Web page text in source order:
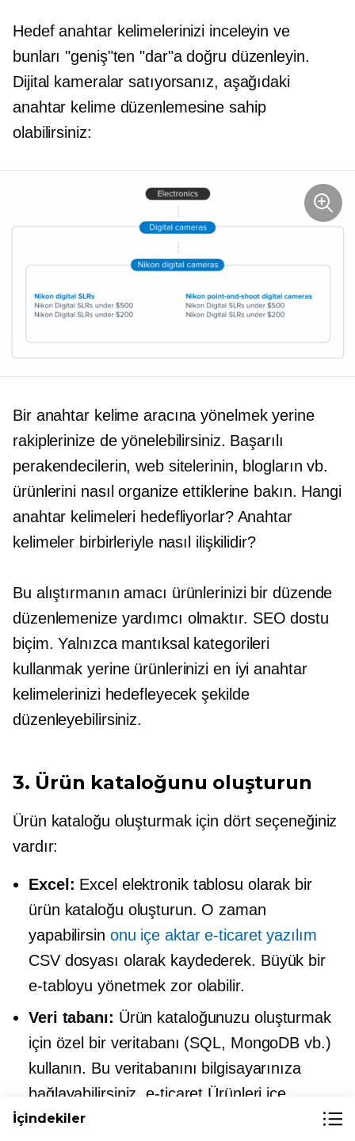
Hedef anahtar kelimelerinizi inceleyin ve
bunları "geniş"ten "dar"a doğru düzenleyin.
Dijital kameralar satıyorsanız, aşağıdaki
anahtar kelime düzenlemesine sahip
olabilirsiniz:
Bir anahtar kelime aracına yönelmek yerine
rakiplerinize de yönelebilirsiniz. Başarılı
perakendecilerin, web sitelerinin, blogların vb.
ürünlerini nasıl organize ettiklerine bakın. Hangi
anahtar kelimeleri hedefliyorlar? Anahtar
kelimeler birbirleriyle nasıl ilişkilidir?
Bu alıştırmanın amacı ürünlerinizi bir düzende
düzenlemenize yardımcı olmaktır. SEO dostu
biçim. Yalnızca mantıksal kategorileri
kullanmak yerine ürünlerinizi en iyi anahtar
kelimelerinizi hedefleyecek şekilde
düzenleyebilirsiniz.
3. Ürün kataloğunu oluşturun
Ürün kataloğu oluşturmak için dört seçeneğiniz
vardır:
Excel: Excel elektronik tablosu olarak bir
ürün kataloğu oluşturun. O zaman
yapabilirsin onu içe aktare-ticaretyazılım
CSV dosyası olarak kaydederek. Büyük bir
e-tabloyu yönetmek zor olabilir.
Veri tabanı: Ürün kataloğunuzu oluşturmak
için özel bir veritabanı (SQL, MongoDB vb.)
kullanın. Bu veritabanını bilgisayarınıza
bağlayabilirsiniz.e-ticaret Ürünleri içe
aktarmak için yazılım. Hızlı olmasına
İçindekiler